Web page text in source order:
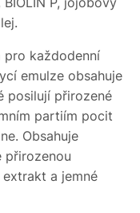
každodenní
emulze obsahuje
posilují přirozené
partiím pocit
Obsahuje
přirozenou
a jemné